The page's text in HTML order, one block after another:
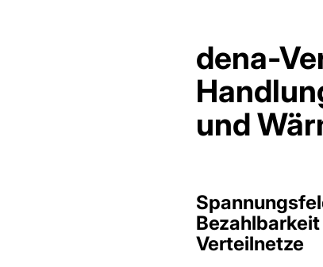
dena-
und
Verteilnetze